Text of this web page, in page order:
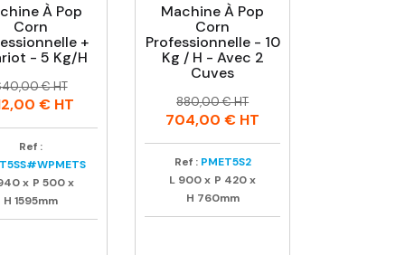
À Pop
Corn
+
- 5 Kg/h
€ HT
€ HT
Ref :
x P 500 x
H 1595mm
Machine À Pop
Corn
Professionnelle - 10
Kg / H - Avec 2
Cuves
Prix
Prix
habituel
880,00 € HT
704,00 € HT
Ref : PMET5S2
L 900x P 420x
H 760mm